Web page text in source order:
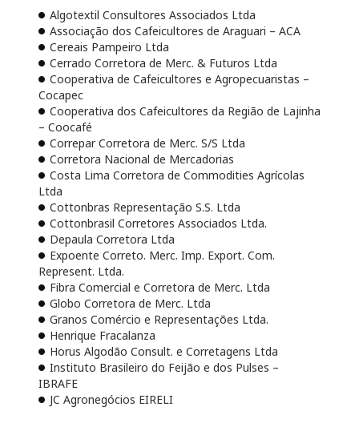
Algotextil Consultores Associados Ltda
Associação dos Cafeicultores de Araguari – ACA
Cereais Pampeiro Ltda
Cerrado Corretora de Merc. & Futuros Ltda
Cooperativa de Cafeicultores e Agropecuaristas –
Cocapec
Cooperativa dos Cafeicultores da Região de Lajinha
– Coocafé
Correpar Corretora de Merc. S/S Ltda
Corretora Nacional de Mercadorias
Costa Lima Corretora de Commodities Agrícolas
Ltda
Cottonbras Representação S.S. Ltda
Cottonbrasil Corretores Associados Ltda.
Depaula Corretora Ltda
Expoente Correto. Merc. Imp. Export. Com.
Represent. Ltda.
Fibra Comercial e Corretora de Merc. Ltda
Globo Corretora de Merc. Ltda
Granos Comércio e Representações Ltda.
Henrique Fracalanza
Horus Algodão Consult. e Corretagens Ltda
Instituto Brasileiro do Feijão e dos Pulses –
IBRAFE
JC Agronegócios EIRELI